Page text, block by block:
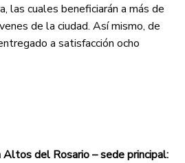
las cuales beneficiarán a más de
de la ciudad. Así mismo, de
a satisfacción ocho
del Rosario – sede principal: